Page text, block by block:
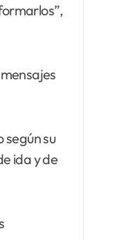
según su
ida y de